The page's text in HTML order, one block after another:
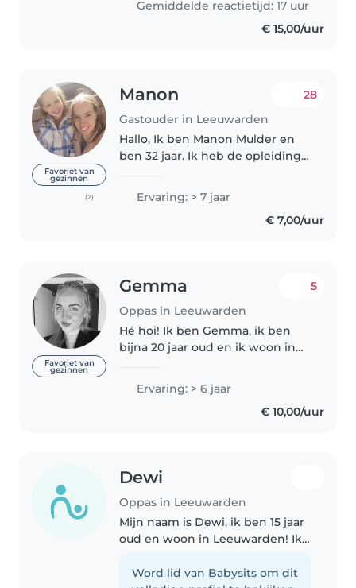
duidelijk, empathisch en met
Gemiddelde reactietijd: 17 uur
€ 15,00/uur
Favoriet van
gezinnen
(2)
Manon
Gastouder in Leeuwarden
28
Hallo, Ik ben Manon Mulder en
ben 32 jaar. Ik heb de opleiding
hiervan mijn diploma behaald Ik
vindt het leuk om dingen met
de kinderen te ondernemen..
Ervaring: > 7 jaar
€ 7,00/uur
Favoriet van
gezinnen
Gemma
Oppas in Leeuwarden
5
Hé hoi! Ik ben Gemma, ik ben
bijna 20 jaar oud en ik woon in
jaar heb ik mijn diploma
gespecialiseerd pedagogisch
medewerker behaald en sinds
Ervaring: > 6 jaar
€ 10,00/uur
Dewi
Oppas in Leeuwarden
Mijn naam is Dewi, ik ben 15 jaar
oud en woon in Leeuwarden! Ik
klas 3. Ik ben alternatief, hou van
Word lid van Babysits om dit